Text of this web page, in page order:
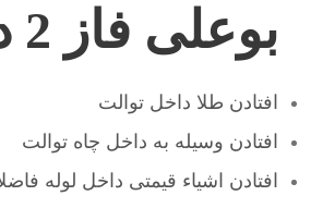
بوعلی فاز 2 دو
افتادن طلا داخل توالت
افتادن وسیله به داخل چاه توالت
افتادن اشیاء قیمتی داخل لوله